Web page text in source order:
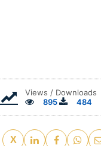
Views / Downloads
895
484
X